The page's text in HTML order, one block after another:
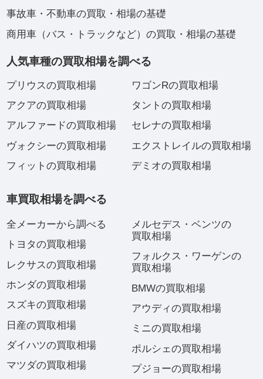
事故車・不動車の買取・相場の基礎
商用車（バス・トラックなど）の買取・相場の基礎
人気車種の買取相場を調べる
プリウスの買取相場
アクアの買取相場
アルファードの買取相場
ヴォクシーの買取相場
フィットの買取相場
ワゴンRの買取相場
タントの買取相場
セレナの買取相場
エクストレイルの買取相場
デミオの買取相場
車買取相場を調べる
全メーカーから調べる
トヨタの買取相場
レクサスの買取相場
ホンダの買取相場
スズキの買取相場
日産の買取相場
ダイハツの買取相場
マツダの買取相場
メルセデス・ベンツの
買取相場
フォルクス・ワーゲンの
買取相場
BMWの買取相場
アウディの買取相場
ミニの買取相場
ポルシェの買取相場
プジョーの買取相場